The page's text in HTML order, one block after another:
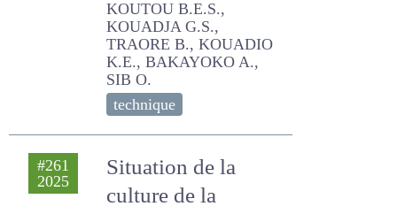
KOUTOU B.E.S., KOUADJA
G.S., TRAORE B., KOUADIO
K.E., BAKAYOKO A., SIB O.
technique
#261
2025
Situation de la
culture de la
luzerne pérenne